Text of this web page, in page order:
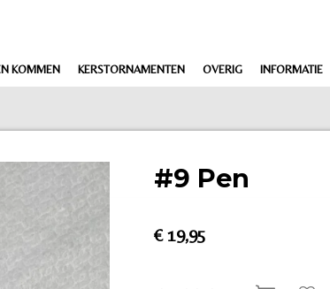
KOMMEN KERSTORNAMENTEN OVERIG INFORMATIE
#9 Pen
€ 19,95